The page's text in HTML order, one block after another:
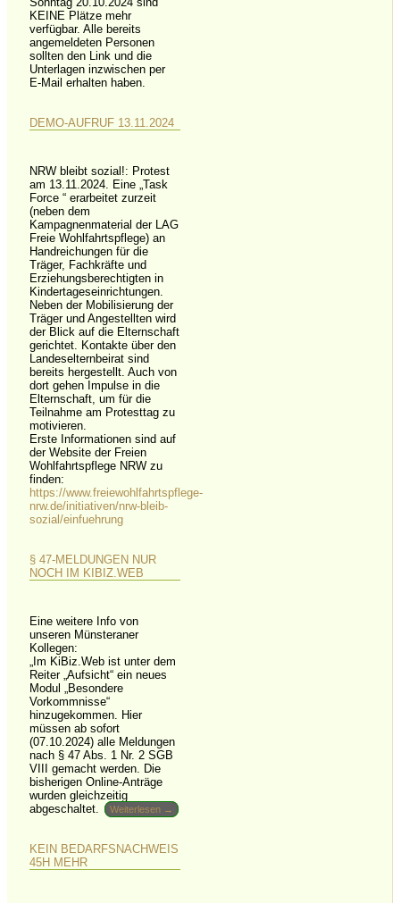
KEINE Plätze mehr
verfügbar. Alle bereits
angemeldeten Personen
sollten den Link und die
Unterlagen inzwischen per
E-Mail erhalten haben.
DEMO-AUFRUF 13.11.2024
NRW bleibt sozial!: Protest
am 13.11.2024. Eine „Task
Force “ erarbeitet zurzeit
(neben dem
Kampagnenmaterial der LAG
Freie Wohlfahrtspflege) an
Handreichungen für die
Träger, Fachkräfte und
Erziehungsberechtigten in
Kindertageseinrichtungen.
Neben der Mobilisierung der
Träger und Angestellten wird
der Blick auf die Elternschaft
gerichtet. Kontakte über den
Landeselternbeirat sind
bereits hergestellt. Auch von
dort gehen Impulse in die
Elternschaft, um für die
Teilnahme am Protesttag zu
motivieren.
Erste Informationen sind auf
der Website der Freien
Wohlfahrtspflege NRW zu
finden:
https://www.freiewohlfahrtspflege-
nrw.de/initiativen/nrw-bleib-
sozial/einfuehrung
§ 47-MELDUNGEN NUR
NOCH IM KIBIZ.WEB
Eine weitere Info von
unseren Münsteraner
Kollegen:
„Im KiBiz.Web ist unter dem
Reiter „Aufsicht“ ein neues
Modul „Besondere
Vorkommnisse“
hinzugekommen. Hier
müssen ab sofort
(07.10.2024) alle Meldungen
nach § 47 Abs. 1 Nr. 2 SGB
VIII gemacht werden. Die
bisherigen Online-Anträge
wurden gleichzeitig
abgeschaltet.
Weiterlesen →
KEIN BEDARFSNACHWEIS
45H MEHR